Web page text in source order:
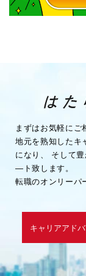
まずはお気軽にご
地元を熟知したキ
になり、
そして
―ト致します。
転職のオンリーパ
キャリアアド